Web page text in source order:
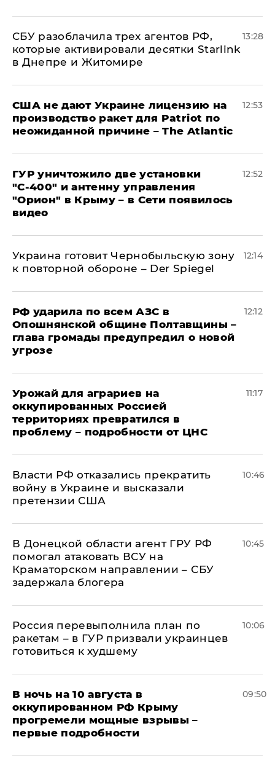
СБУ разоблачила трех агентов РФ,
которые активировали десятки Starlink
в Днепре и Житомире
13:28
США не дают Украине лицензию на
производство ракет для Patriot по
неожиданной причине – The Atlantic
12:53
ГУР уничтожило две установки
"С‑400" и антенну управления
"Орион" в Крыму – в Сети появилось
видео
12:52
Украина готовит Чернобыльскую зону
к повторной обороне – Der Spiegel
12:14
РФ ударила по всем АЗС в
Опошнянской общине Полтавщины –
глава громады предупредил о новой
угрозе
12:12
Урожай для аграриев на
оккупированных Россией
территориях превратился в
проблему – подробности от ЦНС
11:17
Власти РФ отказались прекратить
войну в Украине и высказали
претензии США
10:46
В Донецкой области агент ГРУ РФ
помогал атаковать ВСУ на
Краматорском направлении – СБУ
задержала блогера
10:45
Россия перевыполнила план по
ракетам – в ГУР призвали украинцев
готовиться к худшему
10:06
В ночь на 10 августа в
оккупированном РФ Крыму
прогремели мощные взрывы –
первые подробности
09:50